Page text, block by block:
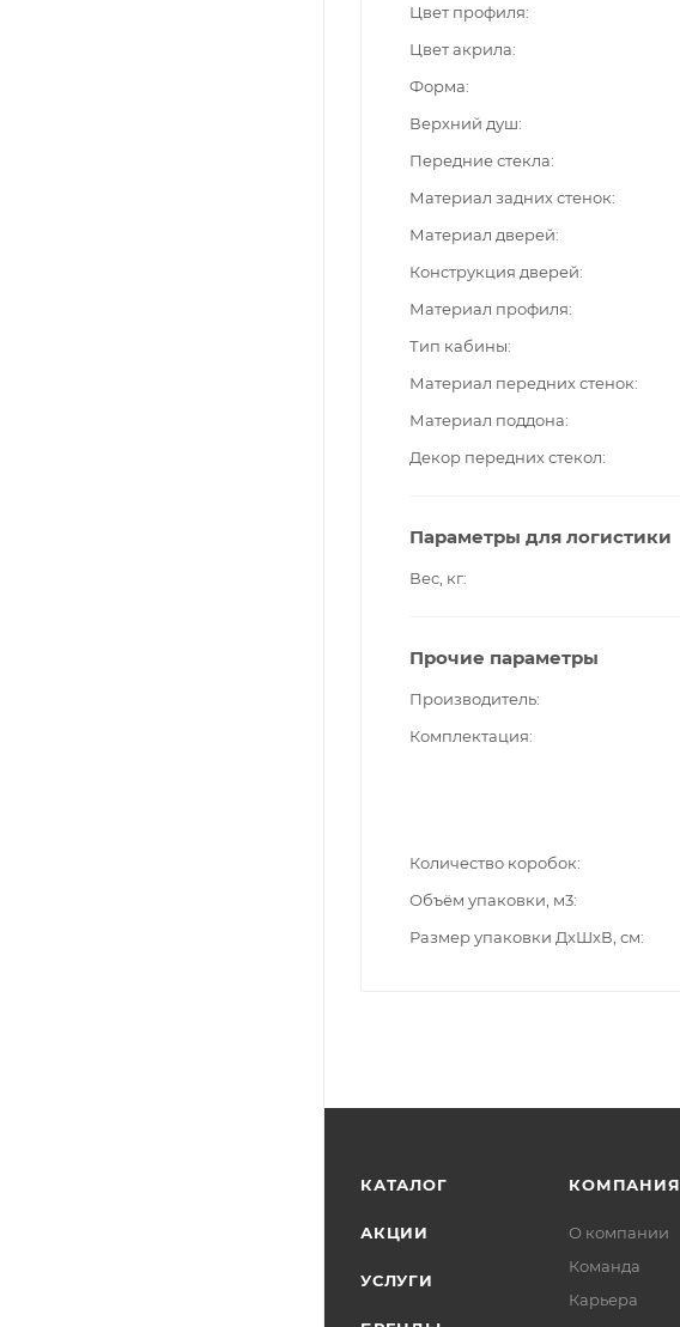
Цвет профиля
Цвет акрила
Форма
Верхний душ
Передние стекла
Материал задних стенок
Материал дверей
Конструкция дверей
Материал профиля
Тип кабины
Материал передних стенок
Материал поддона
Декор передних стекол
Параметры для логистики
Вес, кг
Прочие параметры
Производитель
Комплектация
Количество коробок
Объём упаковки, м3
Размер упаковки ДxШxВ, см
КАТАЛОГ
АКЦИИ
УСЛУГИ
КОМПАНИЯ
О компании
Команда
Карьера